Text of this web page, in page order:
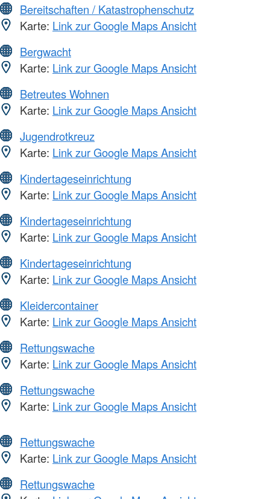
Bereitschaften / Katastrophenschutz
Karte: Link zur Google Maps Ansicht
Bergwacht
Karte: Link zur Google Maps Ansicht
Betreutes Wohnen
Karte: Link zur Google Maps Ansicht
Jugendrotkreuz
Karte: Link zur Google Maps Ansicht
Kindertageseinrichtung
Karte: Link zur Google Maps Ansicht
Kindertageseinrichtung
Karte: Link zur Google Maps Ansicht
Kindertageseinrichtung
Karte: Link zur Google Maps Ansicht
Kleidercontainer
Karte: Link zur Google Maps Ansicht
Rettungswache
Karte: Link zur Google Maps Ansicht
Rettungswache
Karte: Link zur Google Maps Ansicht
Rettungswache
Karte: Link zur Google Maps Ansicht
Rettungswache